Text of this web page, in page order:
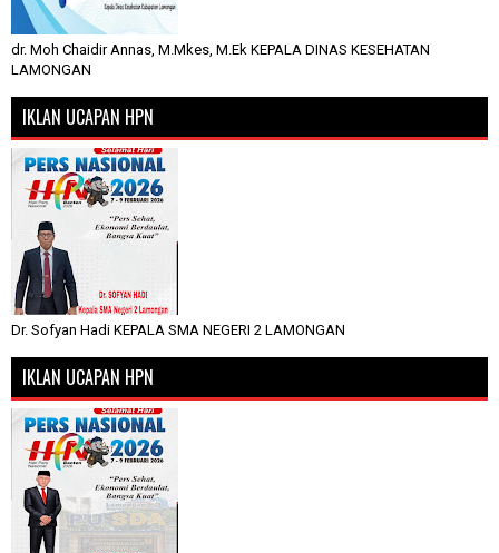
dr. Moh Chaidir Annas, M.Mkes, M.Ek KEPALA DINAS KESEHATAN
LAMONGAN
IKLAN UCAPAN HPN
Dr. Sofyan Hadi KEPALA SMA NEGERI 2 LAMONGAN
IKLAN UCAPAN HPN